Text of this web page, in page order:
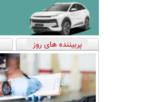
پربیننده های روز